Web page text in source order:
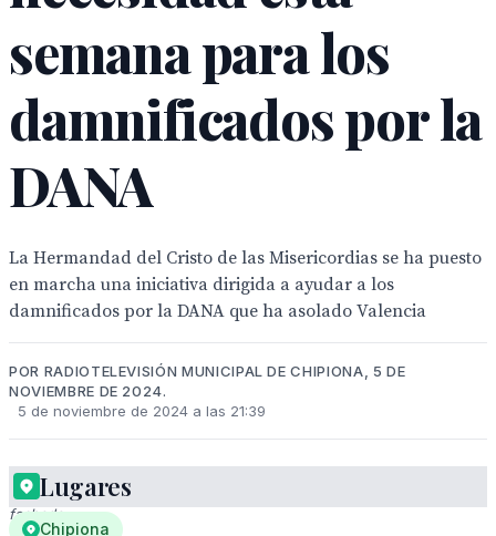
semana para los
damnificados por la
DANA
La Hermandad del Cristo de las Misericordias se ha puesto
en marcha una iniciativa dirigida a ayudar a los
damnificados por la DANA que ha asolado Valencia
POR RADIOTELEVISIÓN MUNICIPAL DE CHIPIONA, 5 DE
NOVIEMBRE DE 2024.
5 de noviembre de 2024 a las 21:39
La
fachada
Lugares
Chipiona